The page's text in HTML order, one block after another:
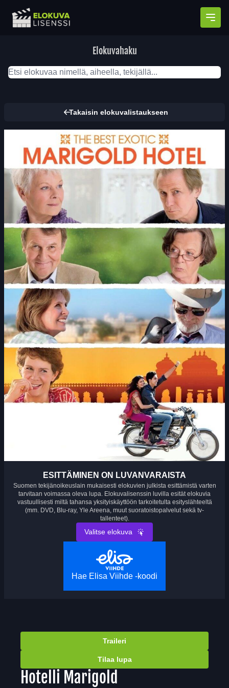
Elokuvahaku
Takaisin elokuvalistaukseen
ESITTÄMINEN ON LUVANVARAISTA
Suomen tekijänoikeuslain mukaisesti elokuvien julkista esittämistä varten
tarvitaan voimassa oleva lupa. Elokuvalisenssin luvilla esität elokuvia
vastuullisesti miltä tahansa yksityiskäyttöön tarkoitetulta esityslähteeltä
(mm. DVD, Blu-ray, Yle Areena, muut suoratoistopalvelut sekä tv-
tallenteet).
Valitse elokuva
Hae Elisa Viihde -koodi
Traileri
Tilaa lupa
Hotelli Marigold